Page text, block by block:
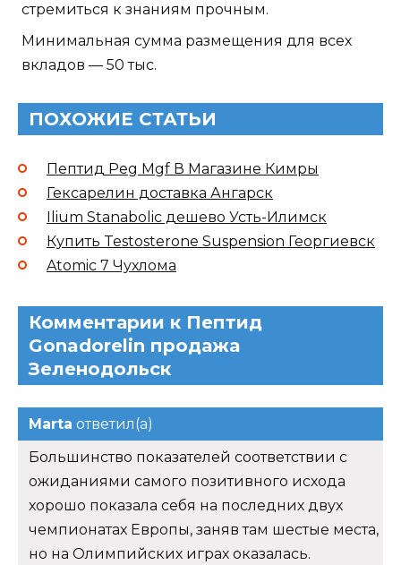
стремиться к знаниям прочным.
Минимальная сумма размещения для всех
вкладов — 50 тыс.
ПОХОЖИЕ СТАТЬИ
Пептид Peg Mgf В Магазине Кимры
Гексарелин доставка Ангарск
Ilium Stanabolic дешево Усть-Илимск
Купить Testosterone Suspension Георгиевск
Atomic 7 Чухлома
Комментарии к Пептид
Gonadorelin продажа
Зеленодольск
Marta ответил(а)
Большинство показателей соответствии с
ожиданиями самого позитивного исхода
хорошо показала себя на последних двух
чемпионатах Европы, заняв там шестые места,
но на Олимпийских играх оказалась.